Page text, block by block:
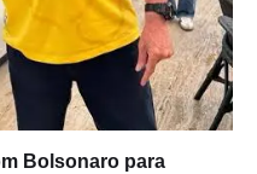
Bolsonaro para